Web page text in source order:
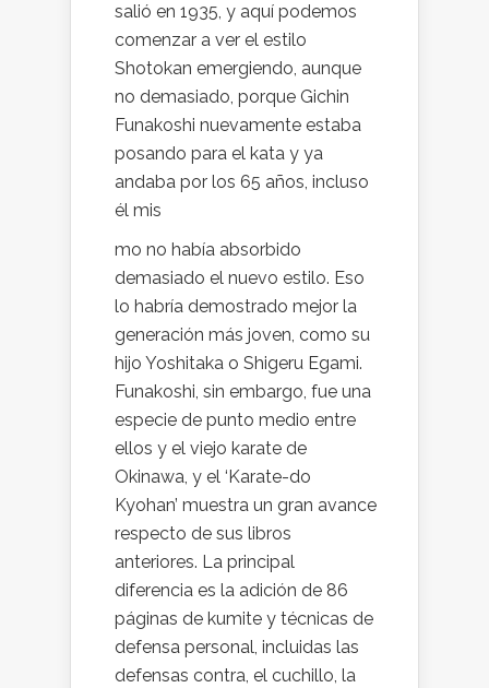
salió en 1935, y aquí podemos
comenzar a ver el estilo
Shotokan emergiendo, aunque
no demasiado, porque Gichin
Funakoshi nuevamente estaba
posando para el kata y ya
andaba por los 65 años, incluso
él mis
mo no había absorbido
demasiado el nuevo estilo. Eso
lo habría demostrado mejor la
generación más joven, como su
hijo Yoshitaka o Shigeru Egami.
Funakoshi, sin embargo, fue una
especie de punto medio entre
ellos y el viejo karate de
Okinawa, y el ‘Karate-do
Kyohan’ muestra un gran avance
respecto de sus libros
anteriores. La principal
diferencia es la adición de 86
páginas de kumite y técnicas de
defensa personal, incluidas las
defensas contra, el cuchillo, la